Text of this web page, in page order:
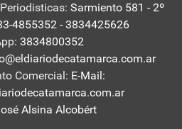
Sarmiento 581 - 2º
4855352 - 3834425626
3834800352
Comercial: E-Mail:
Alsina Alcobért